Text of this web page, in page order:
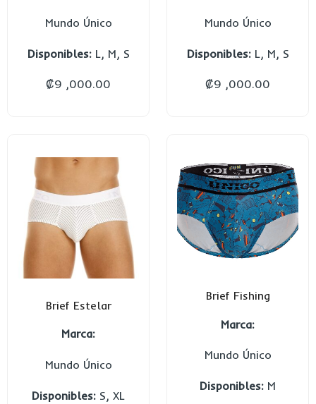
Mundo Único
Disponibles:L, M, S
₡9 ,000.00
Mundo Único
Disponibles:L, M, S
₡9 ,000.00
Brief Estelar
Marca:
Mundo Único
Disponibles: S, XL
Brief Fishing
Marca:
Mundo Único
Disponibles: M